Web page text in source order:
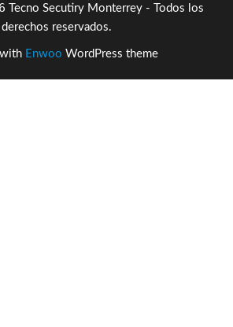
Tecno Secutiry Monterrey - Todos los
derechos reservados.
Enwoo WordPress theme